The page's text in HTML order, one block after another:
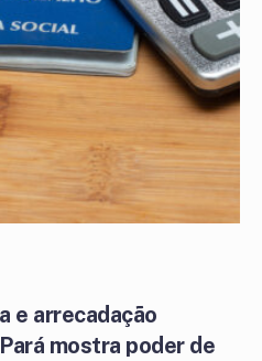
e arrecadação
mostra poder de